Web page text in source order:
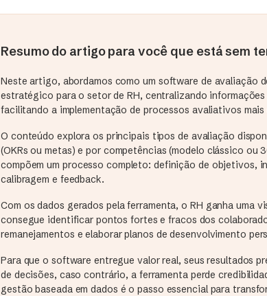
Resumo do artigo para você que está sem
Neste artigo, abordamos como um software de avaliação
estratégico para o setor de RH, centralizando
facilitando a implementação de processos avaliativos
O conteúdo explora os principais tipos de avaliação
(OKRs ou metas) e por competências (modelo clássico ou
compõem um processo completo: definição de objetivos,
calibragem e feedback.
Com os dados gerados pela ferramenta, o RH ganha uma
consegue identificar pontos fortes e fracos dos
remanejamentos e elaborar planos de desenvolvimento
Para que o software entregue valor real, seus resultados
de decisões, caso contrário, a ferramenta perde
gestão baseada em dados é o passo essencial para